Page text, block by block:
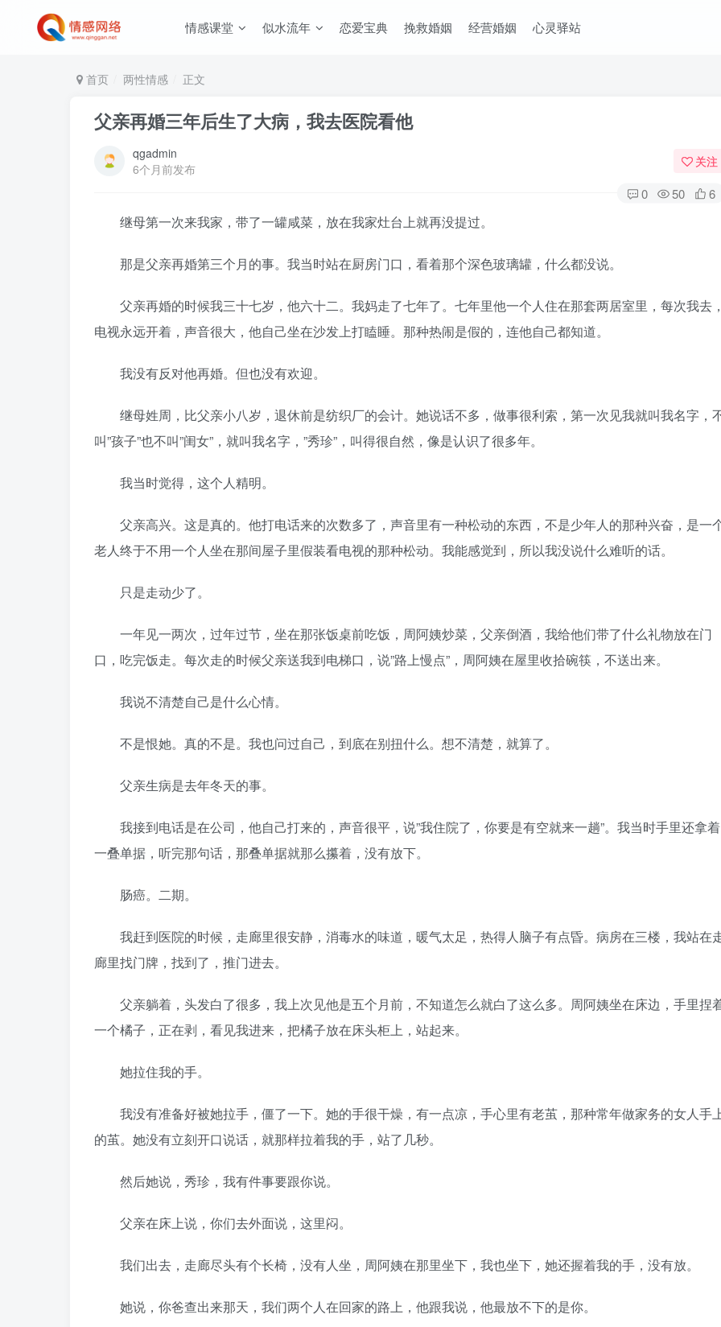
情感课堂 似水流年 恋爱宝典 挽救婚姻 经营婚姻 心灵驿站
首页 两性情感 正文
父亲再婚三年后生了大病，我去医院看他
qgadmin
6个月前发布
关注
0 50 6
继母第一次来我家，带了一罐咸菜，放在我家灶台上就再没提过。
那是父亲再婚第三个月的事。我当时站在厨房门口，看着那个深色玻璃罐，什么都没说。
父亲再婚的时候我三十七岁，他六十二。我妈走了七年了。七年里他一个人住在那套两居室里，每次我去
电视永远开着，声音很大，他自己坐在沙发上打瞌睡。那种热闹是假的，连他自己都知道。
我没有反对他再婚。但也没有欢迎。
继母姓周，比父亲小八岁，退休前是纺织厂的会计。她说话不多，做事很利索，第一次见我就叫我名字，
叫”孩子”也不叫”闺女”，就叫我名字，”秀珍”，叫得很自然，像是认识了很多年。
我当时觉得，这个人精明。
父亲高兴。这是真的。他打电话来的次数多了，声音里有一种松动的东西，不是少年人的那种兴奋，是一
老人终于不用一个人坐在那间屋子里假装看电视的那种松动。我能感觉到，所以我没说什么难听的话。
只是走动少了。
一年见一两次，过年过节，坐在那张饭桌前吃饭，周阿姨炒菜，父亲倒酒，我给他们带了什么礼物放在门
口，吃完饭走。每次走的时候父亲送我到电梯口，说”路上慢点”，周阿姨在屋里收拾碗筷，不送出来。
我说不清楚自己是什么心情。
不是恨她。真的不是。我也问过自己，到底在别扭什么。想不清楚，就算了。
父亲生病是去年冬天的事。
我接到电话是在公司，他自己打来的，声音很平，说”我住院了，你要是有空就来一趟”。我当时手里还拿着
一叠单据，听完那句话，那叠单据就那么攥着，没有放下。
肠癌。二期。
我赶到医院的时候，走廊里很安静，消毒水的味道，暖气太足，热得人脑子有点昏。病房在三楼，我站在
廊里找门牌，找到了，推门进去。
父亲躺着，头发白了很多，我上次见他是五个月前，不知道怎么就白了这么多。周阿姨坐在床边，手里捏
一个橘子，正在剥，看见我进来，把橘子放在床头柜上，站起来。
她拉住我的手。
我没有准备好被她拉手，僵了一下。她的手很干燥，有一点凉，手心里有老茧，那种常年做家务的女人手
的茧。她没有立刻开口说话，就那样拉着我的手，站了几秒。
然后她说，秀珍，我有件事要跟你说。
父亲在床上说，你们去外面说，这里闷。
我们出去，走廊尽头有个长椅，没有人坐，周阿姨在那里坐下，我也坐下，她还握着我的手，没有放。
她说，你爸查出来那天，我们两个人在回家的路上，他跟我说，他最放不下的是你。